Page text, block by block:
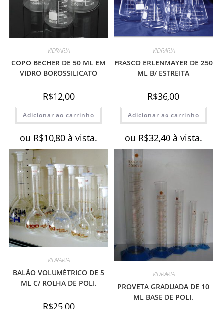
VIDRARIA
COPO BECHER DE 50 ML EM
VIDRO BOROSSILICATO
R$12,00
Adicionar ao carrinho
ou R$10,80 à vista.
VIDRARIA
FRASCO ERLENMAYER DE 250
ML B/ ESTREITA
R$36,00
Adicionar ao carrinho
ou R$32,40 à vista.
VIDRARIA
BALÃO VOLUMÉTRICO DE 5
ML C/ ROLHA DE POLI.
R$25,00
VIDRARIA
PROVETA GRADUADA DE 10
ML BASE DE POLI.